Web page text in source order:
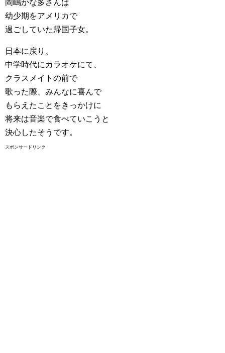
岡嶋かな多さんは
幼少期をアメリカで
過ごしていた帰国子女。
日本に戻り、
中学時代にカラオケにて、
クラスメイトの前で
歌った際、みんなに喜んで
もらえたことをきっかけに
将来は音楽で食べていこうと
決心したそうです。
スポンサードリンク